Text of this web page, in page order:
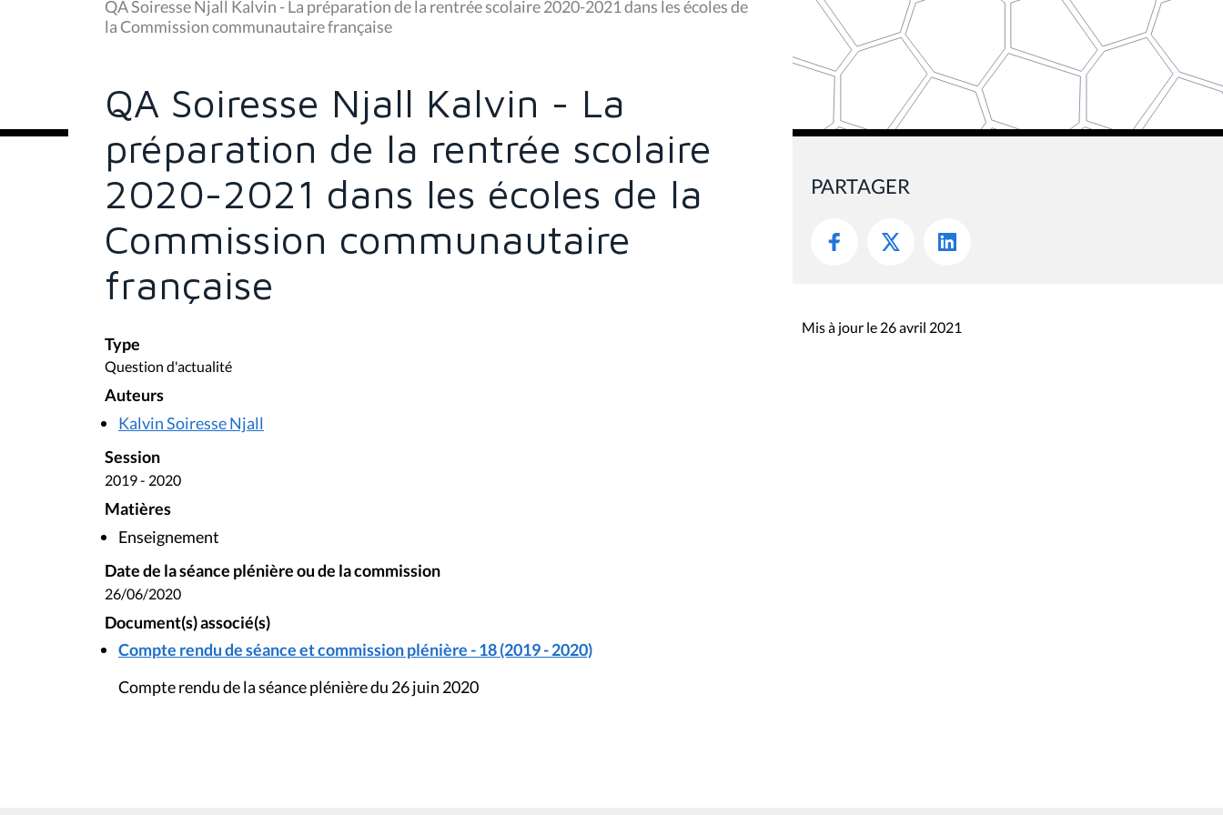
u
s
ê
c
:
QA Soiresse Njall Kalvin - La préparation de la rentrée scolaire 2020-2021 dans les écoles de
la Commission communautaire française
QA Soiresse Njall Kalvin - La
préparation de la rentrée scolaire
2020-2021 dans les écoles de la
Commission communautaire
française
Type
Question d'actualité
Auteurs
Kalvin Soiresse Njall
Session
2019 - 2020
Matières
Enseignement
Date de la séance plénière ou de la commission
26/06/2020
Document(s) associé(s)
Compte rendu de séance et commission plénière - 18 (2019 - 2020)
Compte rendu de la séance plénière du 26 juin 2020
PARTAGER
Mis à jour le 26 avril 2021